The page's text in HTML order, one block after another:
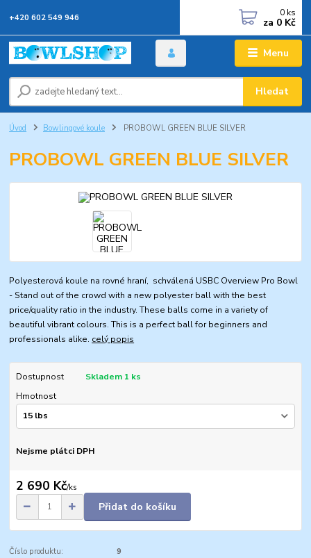
Menu
Hledat
+420 602 549 946 0 ks
za 0 Kč
Úvod Bowlingové koule PROBOWL GREEN BLUE SILVER
PROBOWL GREEN BLUE SILVER
Polyesterová koule na rovné hraní, schválená USBC Overview Pro Bowl
- Stand out of the crowd with a new polyester ball with the best
price/quality ratio in the industry. These balls come in a variety of
beautiful vibrant colours. This is a perfect ball for beginners and
professionals alike. celý popis
Dostupnost
Skladem 1 ks
Hmotnost
Nejsme plátci DPH
2 690 Kč/ks
Přidat do košíku
Číslo produktu: 9